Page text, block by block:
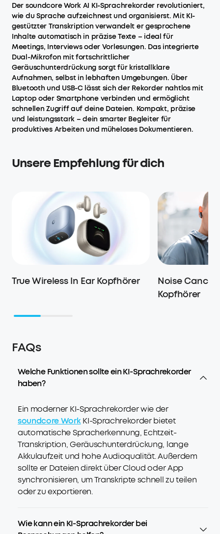
Der soundcore Work AI KI-Sprachrekorder revolutioniert,
wie du Sprache aufzeichnest und organisierst. Mit KI-
gestützter Transkription verwandelt er gesprochene
Inhalte automatisch in präzise Texte – ideal für
Meetings, Interviews oder Vorlesungen. Das integrierte
Dual-Mikrofon mit fortschrittlicher
Geräuschunterdrückung sorgt für kristallklare
Aufnahmen, selbst in lebhaften Umgebungen. Über
Bluetooth und USB-C lässt sich der Rekorder nahtlos mit
Laptop oder Smartphone verbinden und ermöglicht
schnellen Zugriff auf deine Dateien. Kompakt, präzise
und leistungsstark – dein smarter Begleiter für
produktives Arbeiten und müheloses Dokumentieren.
Unsere Empfehlung für dich
True Wireless In Ear Kopfhörer
Noise
Kopfhörer
FAQs
Welche Funktionen sollte ein KI-Sprachrekorder
haben?
Ein moderner KI-Sprachrekorder wie der
soundcore WorkKI-Sprachrekorder bietet
automatische Spracherkennung, Echtzeit-
Transkription, Geräuschunterdrückung, lange
Akkulaufzeit und hohe Audioqualität. Außerdem
sollte er Dateien direkt über Cloud oder App
synchronisieren, um Transkripte schnell zu teilen
oder zu exportieren.
Wie kann ein KI-Sprachrekorder bei